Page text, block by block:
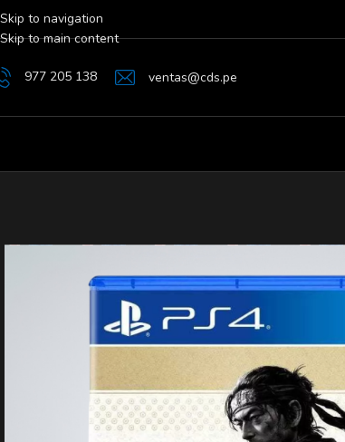
Skip to navigation
Skip to main content
977 205 138 ventas@cds.pe